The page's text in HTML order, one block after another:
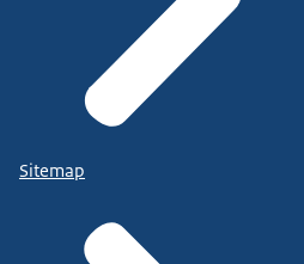
Sitemap